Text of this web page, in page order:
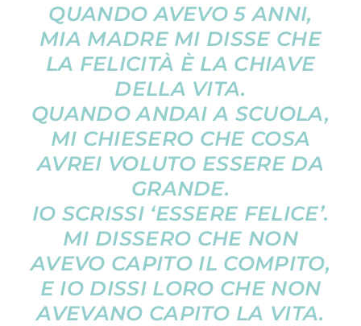
QUANDO AVEVO 5 ANNI,
MIA MADRE MI DISSE CHE
LA FELICITÀ È LA CHIAVE
DELLA VITA.
QUANDO ANDAI A SCUOLA,
MI CHIESERO CHE COSA
AVREI VOLUTO ESSERE DA
GRANDE.
IO SCRISSI ‘ESSERE FELICE’.
MI DISSERO CHE NON
AVEVO CAPITO IL COMPITO,
E IO DISSI LORO CHE NON
AVEVANO CAPITO LA VITA.